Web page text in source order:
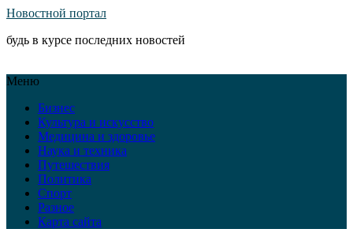
Новостной портал
будь в курсе последних новостей
Меню
Бизнес
Культура и искусство
Медицина и здоровье
Наука и техника
Путешествия
Политика
Спорт
Разное
Карта сайта